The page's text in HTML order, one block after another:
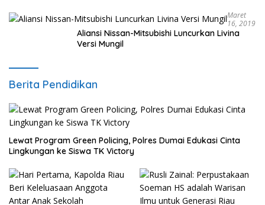
Maret
16, 2019
Aliansi Nissan-Mitsubishi Luncurkan Livina
Versi Mungil
Berita Pendidikan
Lewat Program Green Policing, Polres Dumai Edukasi Cinta
Lingkungan ke Siswa TK Victory